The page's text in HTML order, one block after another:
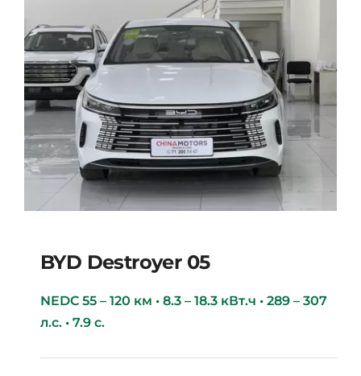
BYD Destroyer 05
BYD Destroyer 05
NEDC 55 – 120 км • 8.3 – 18.3 кВт.ч • 289 – 307
л.с. • 7.9 с.